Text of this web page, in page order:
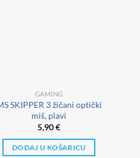
GAMING
SKIPPER 3 žičani optički
miš, plavi
5,90€
DODAJ U KOŠARICU